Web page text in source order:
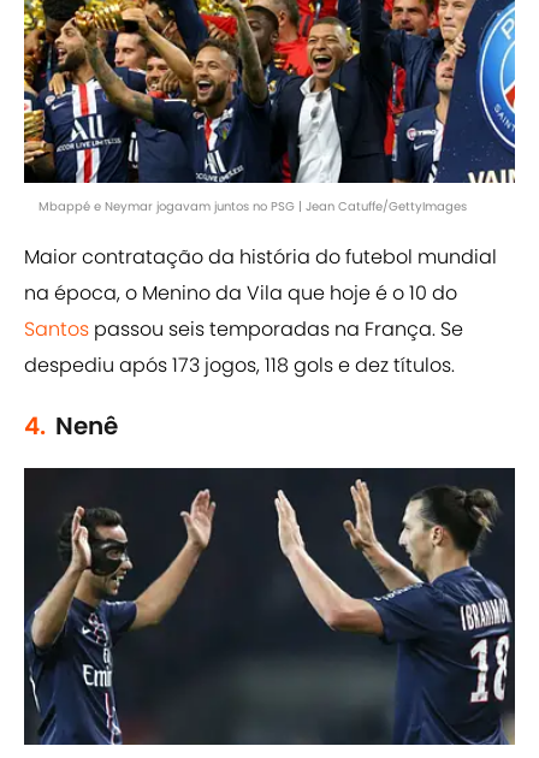
Mbappé e Neymar jogavam juntos no PSG | Jean Catuffe/GettyImages
Maior contratação da história do futebol mundial
na época, o Menino da Vila que hoje é o 10 do
Santos passou seis temporadas na França. Se
despediu após 173 jogos, 118 gols e dez títulos.
4. Nenê